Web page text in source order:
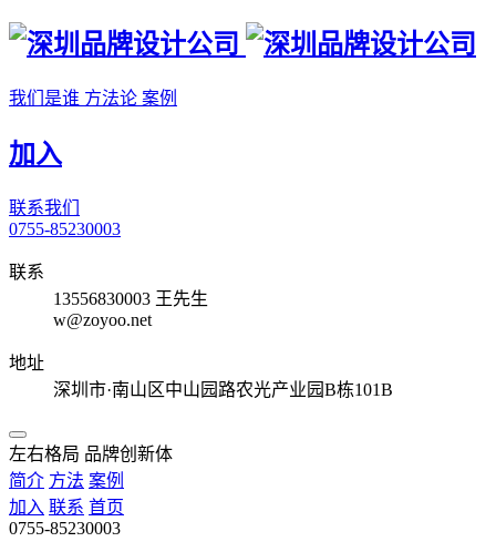
我们是谁 方法论 案例
加入
联系我们
0755-85230003
联系
13556830003 王先生
w@zoyoo.net
地址
深圳市·南山区中山园路农光产业园B栋101B
左右格局 品牌创新体
简介 方法 案例
加入 联系 首页
0755-85230003